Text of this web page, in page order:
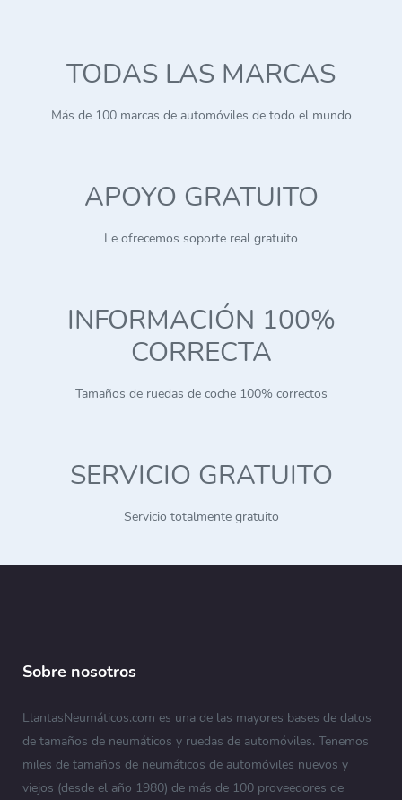
TODAS LAS MARCAS
Más de 100 marcas de automóviles de todo el mundo
APOYO GRATUITO
Le ofrecemos soporte real gratuito
INFORMACIÓN 100%
CORRECTA
Tamaños de ruedas de coche 100% correctos
SERVICIO GRATUITO
Servicio totalmente gratuito
Sobre nosotros
LlantasNeumáticos.com es una de las mayores bases de datos
de tamaños de neumáticos y ruedas de automóviles. Tenemos
miles de tamaños de neumáticos de automóviles nuevos y
viejos (desde el año 1980) de más de 100 proveedores de